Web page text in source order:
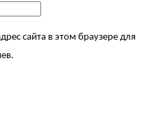
сайта в этом браузере для